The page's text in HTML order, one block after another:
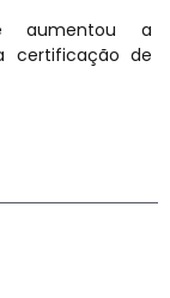
a
certificação de